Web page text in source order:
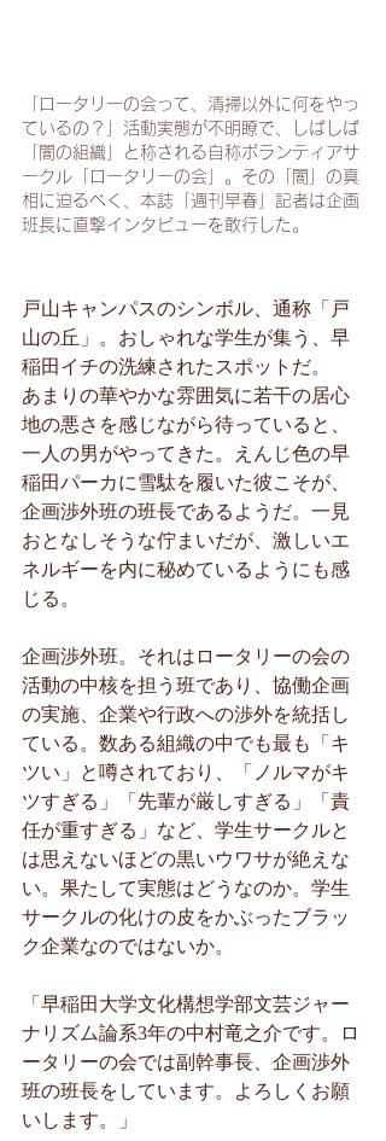
「ロータリーの会って、清掃以外に何をやっ
ているの？」活動実態が不明瞭で、しばしば
「闇の組織」と称される自称ボランティアサ
ークル「ロータリーの会」。その「闇」の真
相に迫るべく、本誌「週刊早春」記者は企画
班長に直撃インタビューを敢行した。
戸山キャンパスのシンボル、通称「戸
山の丘」。おしゃれな学生が集う、早
稲田イチの洗練されたスポットだ。
あまりの華やかな雰囲気に若干の居心
地の悪さを感じながら待っていると、
一人の男がやってきた。えんじ色の早
稲田パーカに雪駄を履いた彼こそが、
企画渉外班の班長であるようだ。一見
おとなしそうな佇まいだが、激しいエ
ネルギーを内に秘めているようにも感
じる。
企画渉外班。それはロータリーの会の
活動の中核を担う班であり、協働企画
の実施、企業や行政への渉外を統括し
ている。数ある組織の中でも最も「キ
ツい」と噂されており、「ノルマがキ
ツすぎる」「先輩が厳しすぎる」「責
任が重すぎる」など、学生サークルと
は思えないほどの黒いウワサが絶えな
い。果たして実態はどうなのか。学生
サークルの化けの皮をかぶったブラッ
ク企業なのではないか。
「早稲田大学文化構想学部文芸ジャー
ナリズム論系3年の中村竜之介です。ロ
ータリーの会では副幹事長、企画渉外
班の班長をしています。よろしくお願
いします。」